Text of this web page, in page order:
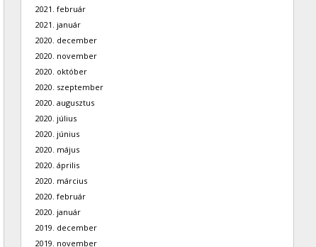
2021. február
2021. január
2020. december
2020. november
2020. október
2020. szeptember
2020. augusztus
2020. július
2020. június
2020. május
2020. április
2020. március
2020. február
2020. január
2019. december
2019. november